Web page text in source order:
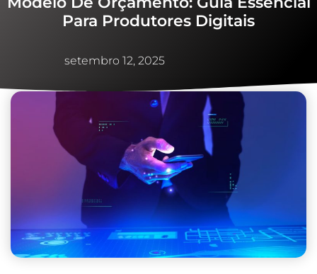
Para Produtores Digitais
setembro 12, 2025